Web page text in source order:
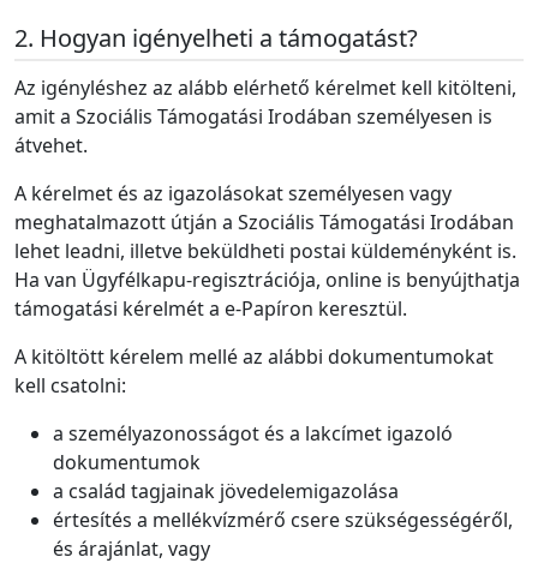
Hogyan igényelheti a támogatást?
Az igényléshez az alább elérhető kérelmet kell kitölteni,
amit a Szociális Támogatási Irodában személyesen is
átvehet.
A kérelmet és az igazolásokat személyesen vagy
meghatalmazott útján a Szociális Támogatási Irodában
lehet leadni, illetve beküldheti postai küldeményként is.
Ha van Ügyfélkapu-regisztrációja, online is benyújthatja
támogatási kérelmét a e-Papíron keresztül.
A kitöltött kérelem mellé az alábbi dokumentumokat
kell csatolni:
a személyazonosságot és a lakcímet igazoló
dokumentumok
a család tagjainak jövedelemigazolása
értesítés a mellékvízmérő csere szükségességéről,
és árajánlat, vagy